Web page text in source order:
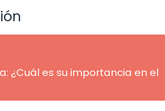
¿Cuál es su importancia en el